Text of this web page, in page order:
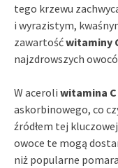
tego krzewu
i wyrazistym,
zawartośćwitaminy
najzdrowszych
W aceroli witamina C
askorbinowego, co
źródłem tej
owoce te mogą
niż popularne